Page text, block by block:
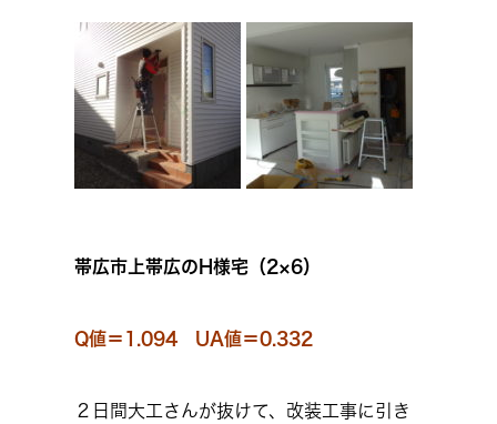
帯広市上帯広のH様宅（2×6）
Q値＝1.094 UA値＝0.332
２日間大工さんが抜けて、改装工事に引き